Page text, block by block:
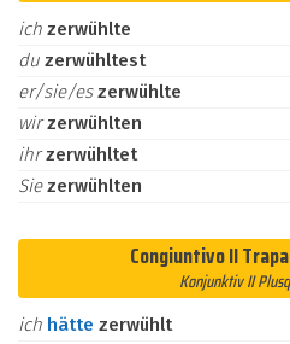
ich zerwühlte
du zerwühltest
er/sie/eszerwühlte
wirzerwühlten
ihrzerwühltet
Siezerwühlten
Congiuntivo II
Konjunktiv II
ich hätte zerwühlt